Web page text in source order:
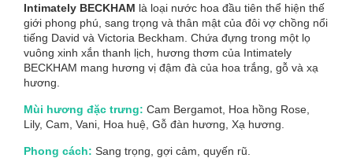
Intimately BECKHAM là loại nước hoa đầu tiên thể hiện thế
giới phong phú, sang trọng và thân mật của đôi vợ chồng nổi
tiếng David và Victoria Beckham. Chứa đựng trong một lọ
vuông xinh xắn thanh lịch, hương thơm của Intimately
BECKHAM mang hương vị đậm đà của hoa trắng, gỗ và xạ
hương.
Mùi hương đặc trưng: Cam Bergamot, Hoa hồng Rose,
Lily, Cam, Vani, Hoa huệ, Gỗ đàn hương, Xạ hương.
Phong cách: Sang trọng, gợi cảm, quyến rũ.